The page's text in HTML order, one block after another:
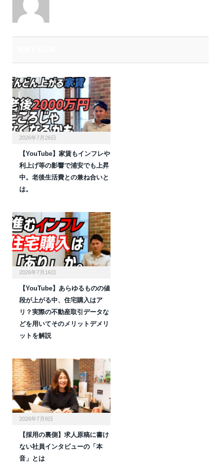
2026年7月26日
【YouTube】家賃もインフレや
利上げ等の影響で浦安でも上昇
中。老後生活費との兼ね合いと
は。
2026年7月16日
【YouTube】あらゆるものの値
段が上がる中、住宅購入はア
リ？実際の不動産取引データな
どを用いてそのメリットデメリ
ットを解説
2026年7月8日
【採用の裏側】求人原稿に書け
ない社員インタビューの「本
音」とは